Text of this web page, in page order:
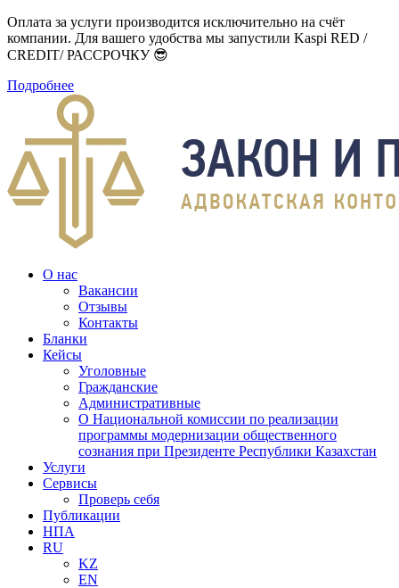
Оплата за услуги производится исключительно на счёт
компании. Для вашего удобства мы запустили Kaspi RED /
CREDIT/ РАССРОЧКУ 😎
Подробнее
О нас
Вакансии
Отзывы
Контакты
Бланки
Кейсы
Уголовные
Гражданские
Административные
О Национальной комиссии по реализации
программы модернизации общественного
сознания при Президенте Республики Казахстан
Услуги
Сервисы
Проверь себя
Публикации
НПА
RU
KZ
EN